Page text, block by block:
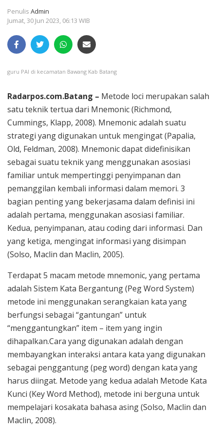
Penulis Admin
Jumat, 30 Jun 2023, 06:13 WIB
guru PAI di kecamatan Bawang Kab Batang
Radarpos.com.Batang – Metode loci merupakan salah
satu teknik tertua dari Mnemonic (Richmond,
Cummings, Klapp, 2008). Mnemonic adalah suatu
strategi yang digunakan untuk mengingat (Papalia,
Old, Feldman, 2008). Mnemonic dapat didefinisikan
sebagai suatu teknik yang menggunakan asosiasi
familiar untuk mempertinggi penyimpanan dan
pemanggilan kembali informasi dalam memori. 3
bagian penting yang bekerjasama dalam definisi ini
adalah pertama, menggunakan asosiasi familiar.
Kedua, penyimpanan, atau coding dari informasi. Dan
yang ketiga, mengingat informasi yang disimpan
(Solso, Maclin dan Maclin, 2005).
Terdapat 5 macam metode mnemonic, yang pertama
adalah Sistem Kata Bergantung (Peg Word System)
metode ini menggunakan serangkaian kata yang
berfungsi sebagai “gantungan” untuk
“menggantungkan” item – item yang ingin
dihapalkan.Cara yang digunakan adalah dengan
membayangkan interaksi antara kata yang digunakan
sebagai penggantung (peg word) dengan kata yang
harus diingat. Metode yang kedua adalah Metode Kata
Kunci (Key Word Method), metode ini berguna untuk
mempelajari kosakata bahasa asing (Solso, Maclin dan
Maclin, 2008).